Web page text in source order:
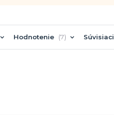
Hodnotenie 7